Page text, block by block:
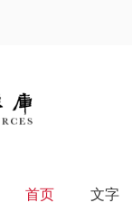
首页 文字